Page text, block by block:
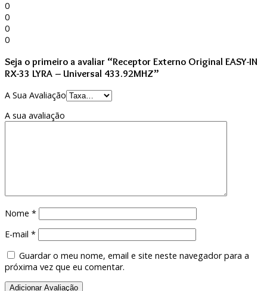
0
0
0
0
Seja o primeiro a avaliar “Receptor Externo Original EASY-IN
RX-33 LYRA – Universal 433.92MHZ”
A Sua Avaliação
A sua avaliação
Nome *
E-mail *
Guardar o meu nome, email e site neste navegador para a
próxima vez que eu comentar.